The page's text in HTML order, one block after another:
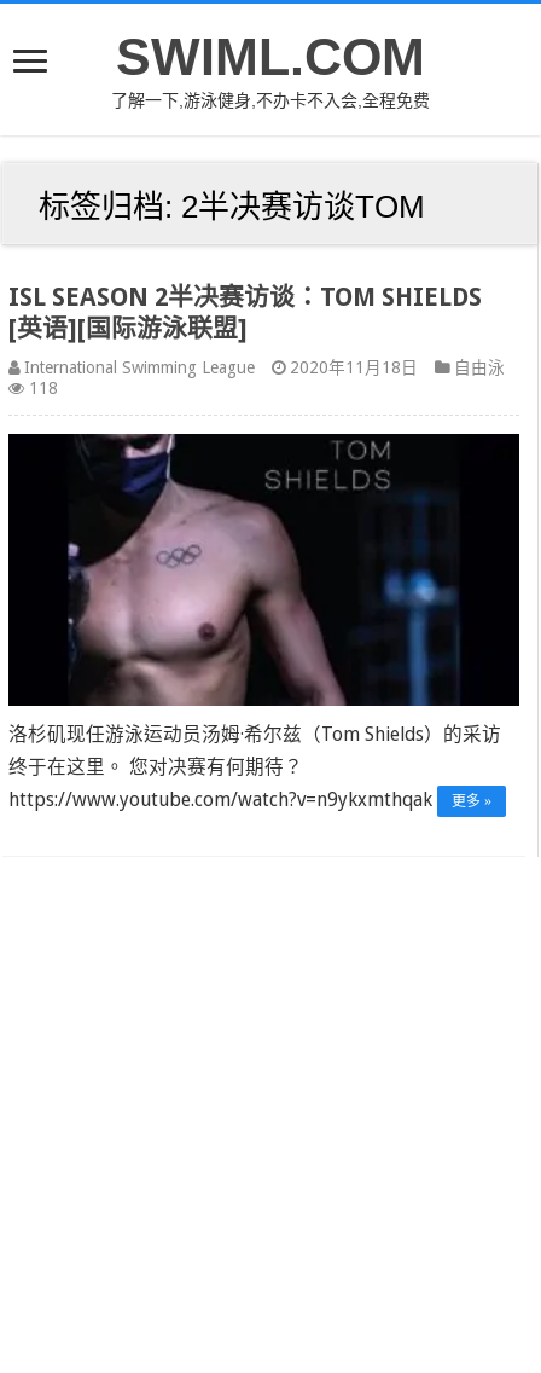
SWIML.COM
了解一下,游泳健身,不办卡不入会,全程免费
标签归档: 2半决赛访谈TOM
ISL SEASON 2半决赛访谈：TOM SHIELDS
[英语][国际游泳联盟]
International Swimming League 2020年11月18日
自由泳
118
洛杉矶现任游泳运动员汤姆·希尔兹（Tom Shields）的采访
终于在这里。 您对决赛有何期待？
https://www.youtube.com/watch?v=n9ykxmthqak
更多 »